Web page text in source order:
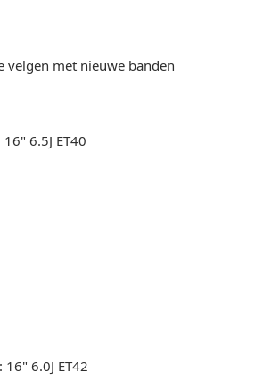
velgen met nieuwe banden
6.5J ET40
6.0J ET42